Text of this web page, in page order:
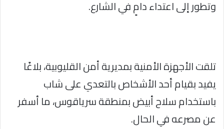
وتطور إلى اعتداء دامٍ في الشارع.
تلقت الأجهزة الأمنية بمديرية أمن القليوبية، بلاغًا
يفيد بقيام أحد الأشخاص بالتعدي على شاب
باستخدام سلاح أبيض بمنطقة سرياقوس، ما أسفر
عن مصرعه في الحال.